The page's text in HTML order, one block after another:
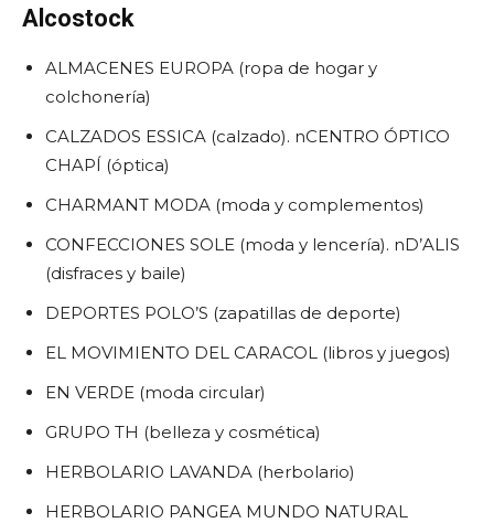
Alcostock
ALMACENES EUROPA (ropa de hogar y
colchonería)
CALZADOS ESSICA (calzado). nCENTRO ÓPTICO
CHAPÍ (óptica)
CHARMANT MODA (moda y complementos)
CONFECCIONES SOLE (moda y lencería). nD’ALIS
(disfraces y baile)
DEPORTES POLO’S (zapatillas de deporte)
EL MOVIMIENTO DEL CARACOL (libros y juegos)
EN VERDE (moda circular)
GRUPO TH (belleza y cosmética)
HERBOLARIO LAVANDA (herbolario)
HERBOLARIO PANGEA MUNDO NATURAL